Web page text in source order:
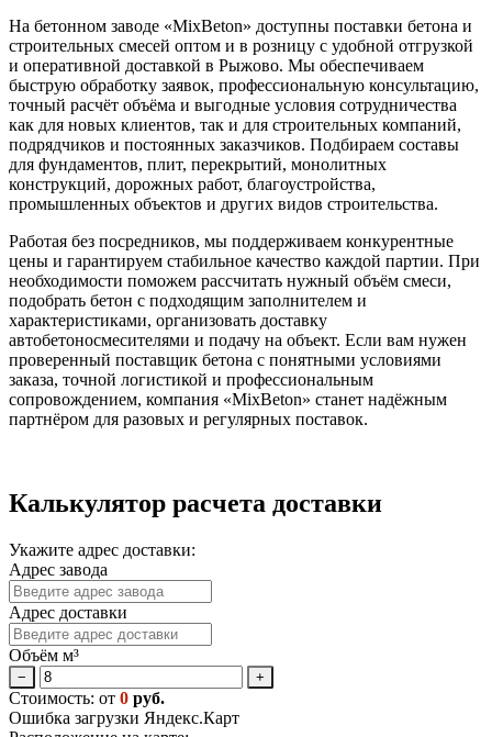
На бетонном заводе «MixBeton» доступны поставки бетона и
строительных смесей оптом и в розницу с удобной отгрузкой
и оперативной доставкой в Рыжово. Мы обеспечиваем
быструю обработку заявок, профессиональную консультацию,
точный расчёт объёма и выгодные условия сотрудничества
как для новых клиентов, так и для строительных компаний,
подрядчиков и постоянных заказчиков. Подбираем составы
для фундаментов, плит, перекрытий, монолитных
конструкций, дорожных работ, благоустройства,
промышленных объектов и других видов строительства.
Работая без посредников, мы поддерживаем конкурентные
цены и гарантируем стабильное качество каждой партии. При
необходимости поможем рассчитать нужный объём смеси,
подобрать бетон с подходящим заполнителем и
характеристиками, организовать доставку
автобетоносмесителями и подачу на объект. Если вам нужен
проверенный поставщик бетона с понятными условиями
заказа, точной логистикой и профессиональным
сопровождением, компания «MixBeton» станет надёжным
партнёром для разовых и регулярных поставок.
Калькулятор расчета доставки
Укажите адрес доставки:
Адрес завода
Адрес доставки
Объём м³
− +
Стоимость: от 0 руб.
Ошибка загрузки Яндекс.Карт